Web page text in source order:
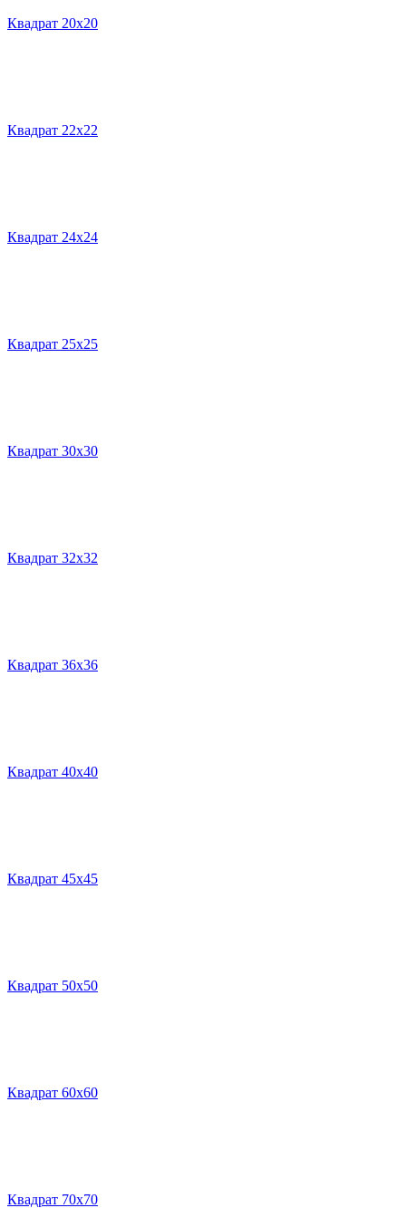
Квадрат 20х20
Квадрат 22х22
Квадрат 24х24
Квадрат 25х25
Квадрат 30х30
Квадрат 32х32
Квадрат 36х36
Квадрат 40х40
Квадрат 45х45
Квадрат 50х50
Квадрат 60х60
Квадрат 70х70